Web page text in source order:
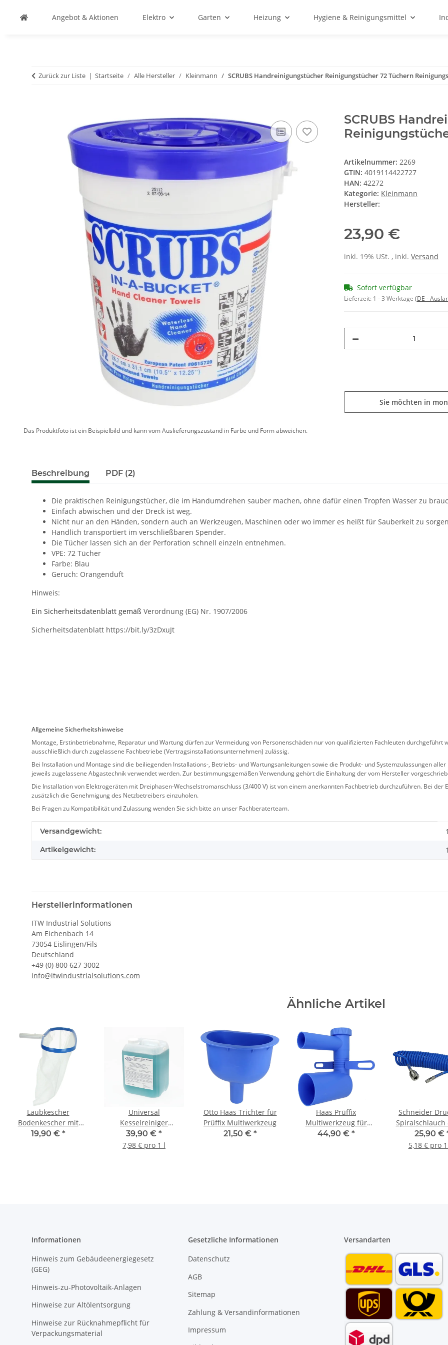
Angebot & Aktionen Elektro Garten Heizung Hygiene & Reinigungsmittel
Zurück zur Liste Startseite Alle Hersteller Kleinmann SCRUBS Handreinigungstücher Reinigungstücher 72 Tüchern
Das Produktfoto ist ein Beispielbild und kann vom Auslieferungszustand in Farbe und Form abweichen.
SCRUBS
Artikelnummer: 2269
GTIN: 4019114422727
HAN: 42272
Kategorie: Kleinmann
Hersteller:
23,90 €
inkl. 19% USt. , inkl. Versand
Sofort verfügbar
Lieferzeit: 1 - 3 Werktage (DE -
Sie möchten in
Beschreibung PDF (2)
Die praktischen Reinigungstücher, die im Handumdrehen sauber machen, ohne dafür einen Tropfen Wasser zu
Einfach abwischen und der Dreck ist weg.
Nicht nur an den Händen, sondern auch an Werkzeugen, Maschinen oder wo immer es heißt für Sauberkeit zu
Handlich transportiert im verschließbaren Spender.
Die Tücher lassen sich an der Perforation schnell einzeln entnehmen.
VPE: 72 Tücher
Farbe: Blau
Geruch: Orangenduft
Hinweis:
Ein Sicherheitsdatenblatt gemäß Verordnung (EG) Nr. 1907/2006
Sicherheitsdatenblatt https://bit.ly/3zDxuJt
Allgemeine Sicherheitshinweise
Montage, Erstinbetriebnahme, Reparatur und Wartung dürfen zur Vermeidung von Personenschäden nur von qualifizierten Fachleuten durchgeführt
ausschließlich durch zugelassene Fachbetriebe (Vertragsinstallationsunternehmen) zulässig.
Bei Installation und Montage sind die beiliegenden Installations-, Betriebs- und Wartungsanleitungen sowie die Produkt- und Systemzulassungen
jeweils zugelassene Abgastechnik verwendet werden. Zur bestimmungsgemäßen Verwendung gehört die Einhaltung der vom Hersteller
Die Installation von Elektrogeräten mit Dreiphasen-Wechselstromanschluss (3/400 V) ist von einem anerkannten Fachbetrieb durchzuführen. Bei
zusätzlich die Genehmigung des Netzbetreibers einzuholen.
Bei Fragen zu Kompatibilität und Zulassung wenden Sie sich bitte an unser Fachberaterteam.
Produkteigenschaft
Wert
Versandgewicht:
Artikelgewicht:
Herstellerinformationen
ITW Industrial Solutions
Am Eichenbach 14
73054 Eislingen/Fils
Deutschland
+49 (0) 800 627 3002
info@itwindustrialsolutions.com
Ähnliche Artikel
Laubkescher
Bodenkescher mit
Alurahmen Griff
19,90 € *
Universal
Kesselreiniger
Spezialreiniger
Reinigung gas und öl
39,90 € *
7,98 € pro 1 l
Otto Haas Trichter für
Prüffix Multiwerkzeug
21,50 € *
Haas Prüffix
Multiwerkzeug für
Vorwandsysteme
44,90 € *
Schneider
Spiralschlauch
mm PU 5 m
25,90 €
5,18 € pro
Informationen
Hinweis zum Gebäudeenergiegesetz
(GEG)
Hinweis-zu-Photovoltaik-Anlagen
Hinweise zur Altölentsorgung
Hinweise zur Rücknahmepflicht für
Verpackungsmaterial
Gesetzliche Informationen
Datenschutz
AGB
Sitemap
Zahlung & Versandinformationen
Impressum
Versandarten